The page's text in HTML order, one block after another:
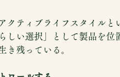
クティブライフスタイルと
しい選択」として製品を
き残っている。